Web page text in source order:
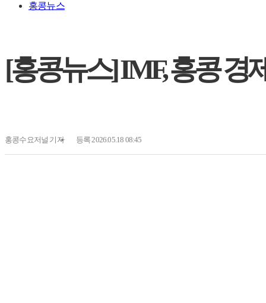
홍콩뉴스
[홍콩뉴스] IMF, 홍콩 경
홍콩수요저널 기자 등록 2026.05.18 08:45